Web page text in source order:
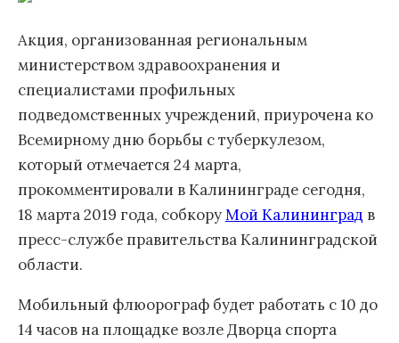
Акция, организованная региональным
министерством здравоохранения и
специалистами профильных
подведомственных учреждений, приурочена ко
Всемирному дню борьбы с туберкулезом,
который отмечается 24 марта,
прокомментировали в Калининграде сегодня,
18 марта 2019 года, собкоруМой Калининград в
пресс-службе правительства Калининградской
области.
Мобильный флюорограф будет работать с 10 до
14 часов на площадке возле Дворца спорта